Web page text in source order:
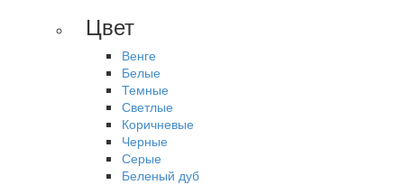
Цвет
Венге
Белые
Темные
Светлые
Коричневые
Черные
Серые
Беленый дуб